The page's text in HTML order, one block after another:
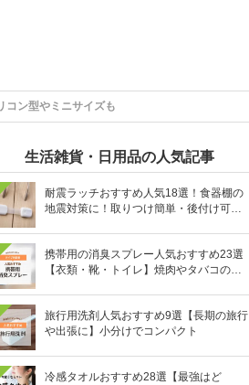
コン型やミニサイズも
生活雑貨・日用品の人気記事
耐震ラッチおすすめ人気18選！食器棚の
地震対策に！取りつけ簡単・後付け可能
携帯用の消臭スプレー人気おすすめ23選
【衣類・靴・トイレ】焼肉やタバコのニ
旅行用洗剤人気おすすめ9選【長期の旅行
や出張に】小分けでコンパクト
冷感タオルおすすめ28選【最強はど